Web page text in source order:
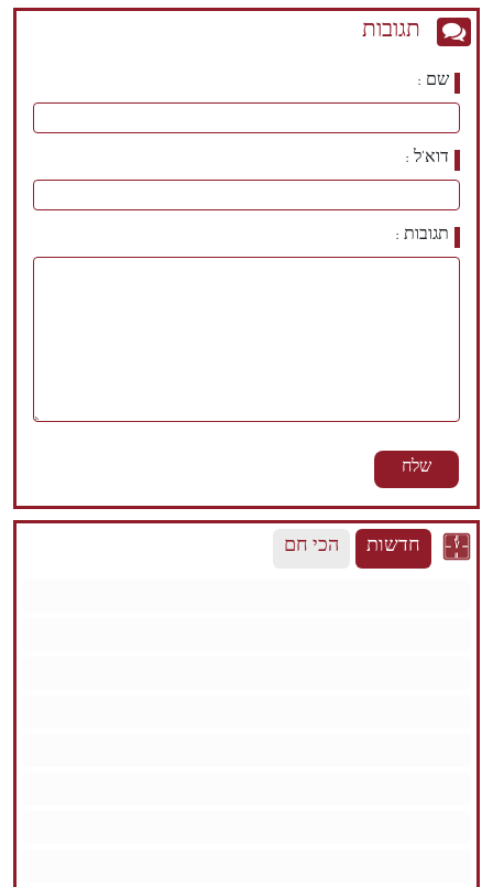
תגובות
שם
דוא'ל
תגובות
חדשות הכי חם